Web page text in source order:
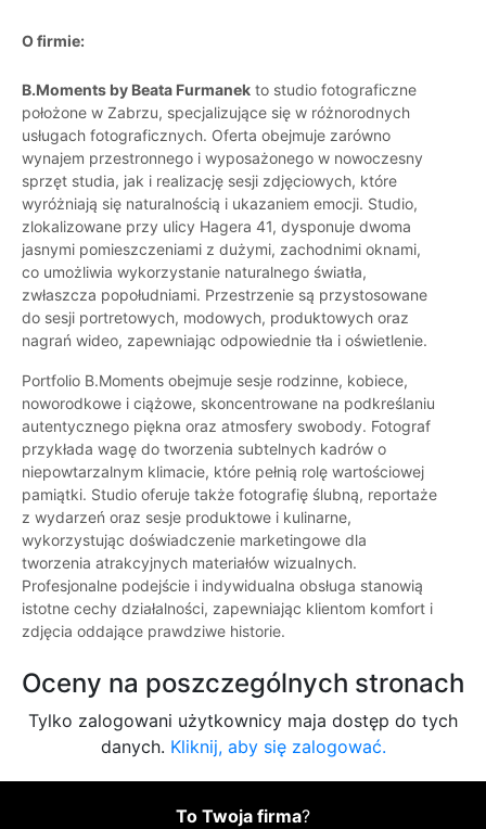
O firmie:
B.Moments by Beata Furmanek to studio fotograficzne
położone w Zabrzu, specjalizujące się w różnorodnych
usługach fotograficznych. Oferta obejmuje zarówno
wynajem przestronnego i wyposażonego w nowoczesny
sprzęt studia, jak i realizację sesji zdjęciowych, które
wyróżniają się naturalnością i ukazaniem emocji. Studio,
zlokalizowane przy ulicy Hagera 41, dysponuje dwoma
jasnymi pomieszczeniami z dużymi, zachodnimi oknami,
co umożliwia wykorzystanie naturalnego światła,
zwłaszcza popołudniami. Przestrzenie są przystosowane
do sesji portretowych, modowych, produktowych oraz
nagrań wideo, zapewniając odpowiednie tła i oświetlenie.
Portfolio B.Moments obejmuje sesje rodzinne, kobiece,
noworodkowe i ciążowe, skoncentrowane na podkreślaniu
autentycznego piękna oraz atmosfery swobody. Fotograf
przykłada wagę do tworzenia subtelnych kadrów o
niepowtarzalnym klimacie, które pełnią rolę wartościowej
pamiątki. Studio oferuje także fotografię ślubną, reportaże
z wydarzeń oraz sesje produktowe i kulinarne,
wykorzystując doświadczenie marketingowe dla
tworzenia atrakcyjnych materiałów wizualnych.
Profesjonalne podejście i indywidualna obsługa stanowią
istotne cechy działalności, zapewniając klientom komfort i
zdjęcia oddające prawdziwe historie.
Oceny na poszczególnych stronach
Tylko zalogowani użytkownicy maja dostęp do tych
danych. Kliknij, aby się zalogować.
To Twoja firma?